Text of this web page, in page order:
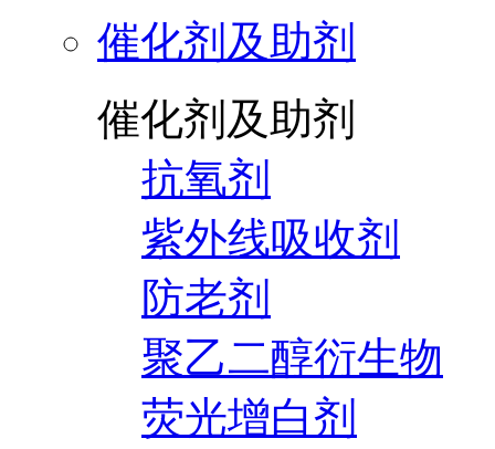
催化剂及助剂
催化剂及助剂
抗氧剂
紫外线吸收剂
防老剂
聚乙二醇衍生物
荧光增白剂